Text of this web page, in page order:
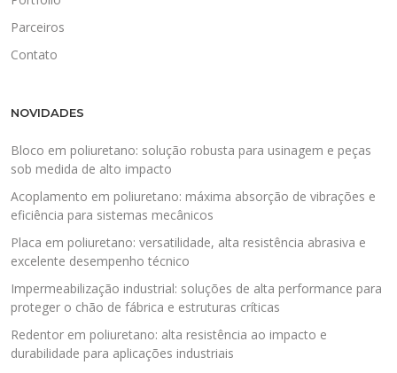
Parceiros
Contato
NOVIDADES
Bloco em poliuretano: solução robusta para usinagem e peças
sob medida de alto impacto
Acoplamento em poliuretano: máxima absorção de vibrações e
eficiência para sistemas mecânicos
Placa em poliuretano: versatilidade, alta resistência abrasiva e
excelente desempenho técnico
Impermeabilização industrial: soluções de alta performance para
proteger o chão de fábrica e estruturas críticas
Redentor em poliuretano: alta resistência ao impacto e
durabilidade para aplicações industriais